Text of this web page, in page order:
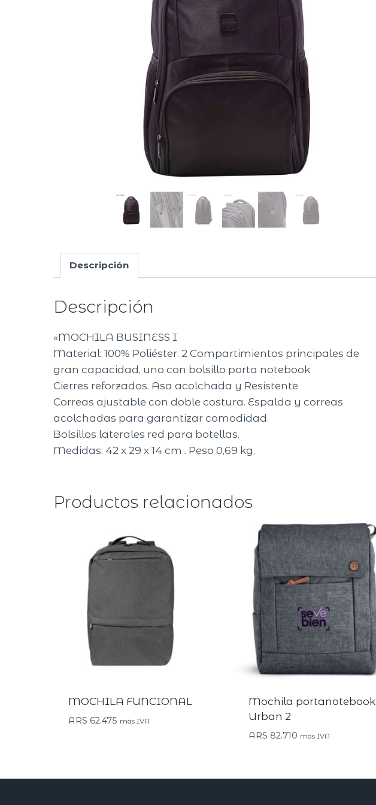
Descripción
Descripción
«MOCHILA BUSINESS I
Material: 100% Poliéster. 2 Compartimientos principales de
gran capacidad, uno con bolsillo porta notebook
Cierres reforzados. Asa acolchada y Resistente
Correas ajustable con doble costura. Espalda y correas
acolchadas para garantizar comodidad.
Bolsillos laterales red para botellas.
Medidas: 42 x 29 x 14 cm . Peso 0,69 kg.
Productos relacionados
MOCHILA FUNCIONAL
ARS 62.475 más IVA
Mochila portanotebook
Urban 2
ARS 82.710 más IVA